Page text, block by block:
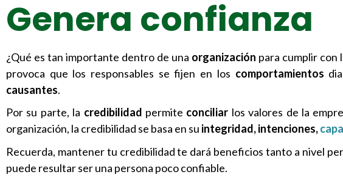
Genera confianza
¿Qué es tan importante dentro de una organización para cumplir con
provoca que los responsables se fijen en los comportamientos
causantes.
Por su parte, la credibilidad permite conciliar los valores de la
organización, la credibilidad se basa en su integridad, intenciones,
Recuerda, mantener tu credibilidad te dará beneficios tanto a nivel
puede resultar ser una persona poco confiable.